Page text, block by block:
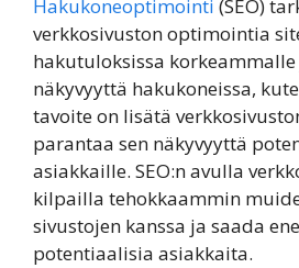
Hakukoneoptimointi (SEO)
verkkosivuston optimointia
hakutuloksissa
näkyvyyttä hakukoneissa,
tavoite on lisätä
parantaa sen näkyvyyttä
asiakkaille. SEO:n avulla
kilpailla tehokkaammin
sivustojen kanssa ja saada
potentiaalisia asiakkaita.